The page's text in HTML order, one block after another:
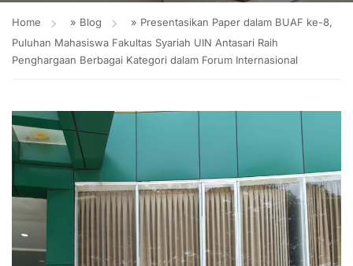
Home » Blog » Presentasikan Paper dalam BUAF ke-8,
Puluhan Mahasiswa Fakultas Syariah UIN Antasari Raih
Penghargaan Berbagai Kategori dalam Forum Internasional